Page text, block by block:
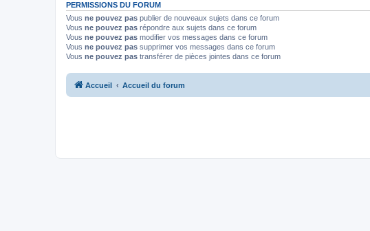
PERMISSIONS DU FORUM
Vous ne pouvez pas publier de nouveaux sujets dans ce forum
Vous ne pouvez pas répondre aux sujets dans ce forum
Vous ne pouvez pas modifier vos messages dans ce forum
Vous ne pouvez pas supprimer vos messages dans ce forum
Vous ne pouvez pas transférer de pièces jointes dans ce forum
Accueil Accueil du forum